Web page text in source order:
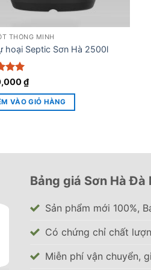
THÔNG MINH
hoại Septic Sơn Hà 2500l
₫
VÀO GIỎ HÀNG
Bảng giá Sơn Hà
Sản phẩm mới 100%,
Có chứng chỉ chất
Miễn phí vận chuyển,